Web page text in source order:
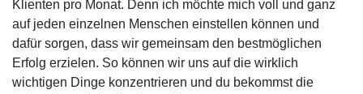
Klienten pro Monat. Denn ich möchte mich voll und ganz
auf jeden einzelnen Menschen einstellen können und
dafür sorgen, dass wir gemeinsam den bestmöglichen
Erfolg erzielen. So können wir uns auf die wirklich
wichtigen Dinge konzentrieren und du bekommst die